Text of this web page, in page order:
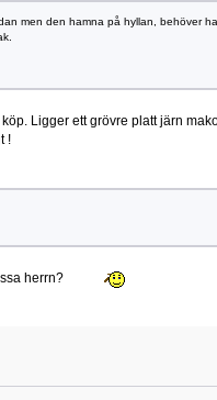
men den hamna på hyllan, behöver
Ligger ett grövre platt järn
!
herrn?